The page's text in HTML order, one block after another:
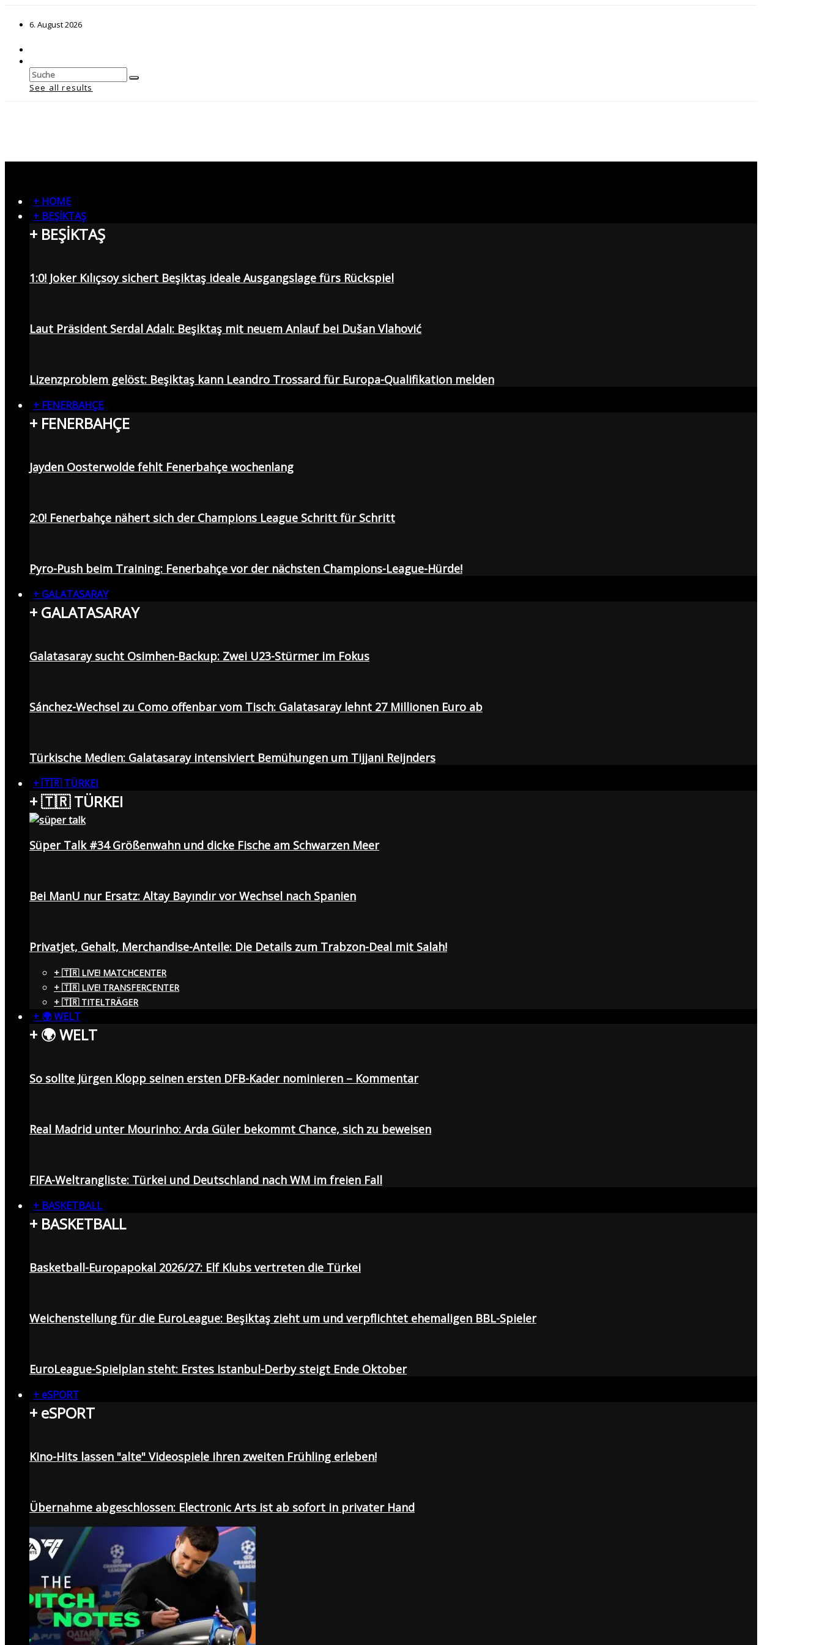
6. August 2026
See all results
+ HOME
+ BEŞİKTAŞ
+ BEŞİKTAŞ
1:0! Joker Kılıçsoy sichert Beşiktaş ideale Ausgangslage fürs Rückspiel
Laut Präsident Serdal Adalı: Beşiktaş mit neuem Anlauf bei Dušan Vlahović
Lizenzproblem gelöst: Beşiktaş kann Leandro Trossard für Europa-Qualifikation melden
+ FENERBAHÇE
+ FENERBAHÇE
Jayden Oosterwolde fehlt Fenerbahçe wochenlang
2:0! Fenerbahçe nähert sich der Champions League Schritt für Schritt
Pyro-Push beim Training: Fenerbahçe vor der nächsten Champions-League-Hürde!
+ GALATASARAY
+ GALATASARAY
Galatasaray sucht Osimhen-Backup: Zwei U23-Stürmer im Fokus
Sánchez-Wechsel zu Como offenbar vom Tisch: Galatasaray lehnt 27 Millionen Euro ab
Türkische Medien: Galatasaray intensiviert Bemühungen um Tijjani Reijnders
+ 🇹🇷 TÜRKEI
+ 🇹🇷 TÜRKEI
Süper Talk #34 Größenwahn und dicke Fische am Schwarzen Meer
Bei ManU nur Ersatz: Altay Bayındır vor Wechsel nach Spanien
Privatjet, Gehalt, Merchandise-Anteile: Die Details zum Trabzon-Deal mit Salah!
+ 🇹🇷 LIVE! MATCHCENTER
+ 🇹🇷 LIVE! TRANSFERCENTER
+ 🇹🇷 TITELTRÄGER
+ 🌍 WELT
+ 🌍 WELT
So sollte Jürgen Klopp seinen ersten DFB-Kader nominieren – Kommentar
Real Madrid unter Mourinho: Arda Güler bekommt Chance, sich zu beweisen
FIFA-Weltrangliste: Türkei und Deutschland nach WM im freien Fall
+ BASKETBALL
+ BASKETBALL
Basketball-Europapokal 2026/27: Elf Klubs vertreten die Türkei
Weichenstellung für die EuroLeague: Beşiktaş zieht um und verpflichtet ehemaligen BBL-Spieler
EuroLeague-Spielplan steht: Erstes Istanbul-Derby steigt Ende Oktober
+ eSPORT
+ eSPORT
Kino-Hits lassen "alte" Videospiele ihren zweiten Frühling erleben!
Übernahme abgeschlossen: Electronic Arts ist ab sofort in privater Hand